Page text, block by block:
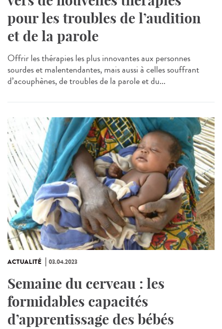
pour les troubles de l’audition
et de la parole
Offrir les thérapies les plus innovantes aux personnes
sourdes et malentendantes, mais aussi à celles souffrant
d’acouphènes, de troubles de la parole et du...
ACTUALITÉ 03.04.2023
Semaine du cerveau : les
formidables capacités
d’apprentissage des bébés